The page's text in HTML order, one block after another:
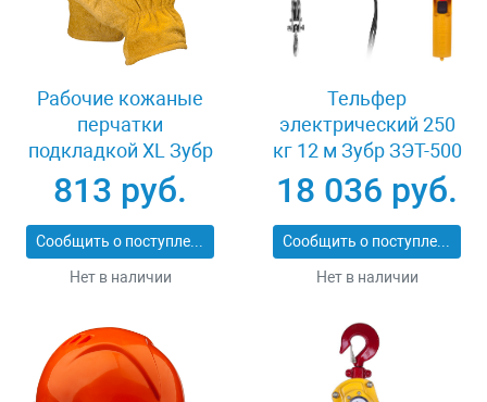
Рабочие кожаные
перчатки
подкладкой XL Зубр
МАСТЕР 1135-XL
813 руб.
Сообщить о поступлении
Нет в наличии
Тельфер
электрический 250
кг 12 м Зубр ЗЭТ-500
18 036 руб.
Сообщить о поступлении
Нет в наличии